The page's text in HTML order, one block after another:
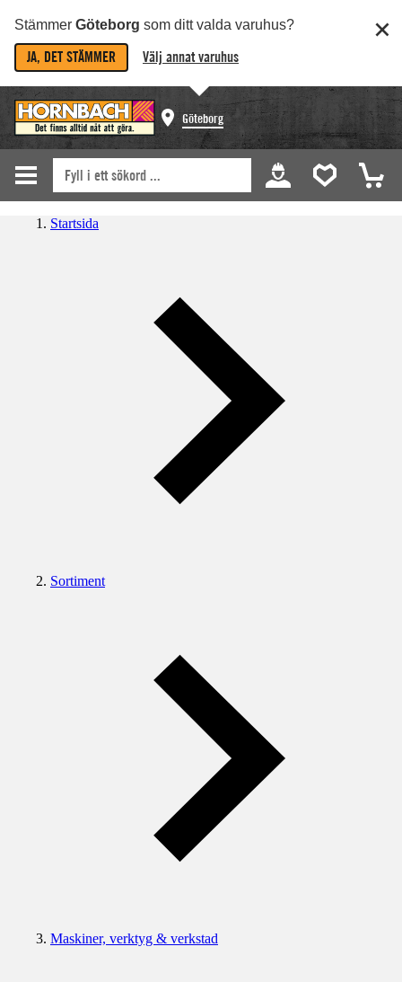
Stämmer Göteborg som ditt valda varuhus?
JA, DET STÄMMER Välj annat varuhus
Göteborg
Startsida
Sortiment
Maskiner, verktyg & verkstad